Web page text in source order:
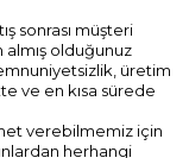
sonrası müşteri
olduğunuz
üretim
ve en kısa sürede
verebilmemiz için
herhangi